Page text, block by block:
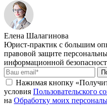
Елена Шалагинова
Юрист-практик с большим
правовой защите
информационной
Нажимая кнопку
условия Пользовательского
на Обработку моих